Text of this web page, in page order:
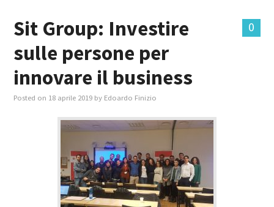
0
Sit Group: Investire
sulle persone per
innovare il business
Posted on 18 aprile 2019 by Edoardo Finizio